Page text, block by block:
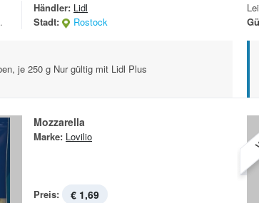
Händler: Lidl
Stadt:
Rostock
je 250 g Nur gültig mit Lidl Plus
Mozzarella
Marke: Lovilio
Preis: € 1,69